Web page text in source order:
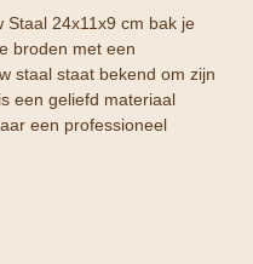
Staal 24x11x9 cm bak je
broden met een
staal staat bekend om zijn
een geliefd materiaal
een professioneel